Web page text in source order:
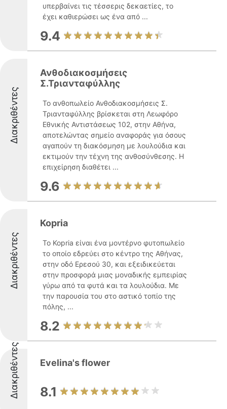
υπερβαίνει τις τέσσερις δεκαετίες, το
έχει καθιερώσει ως ένα από ...
9.4
Διακριθέντες
Ανθοδιακοσμήσεις
Σ.Τριανταφύλλης
Το ανθοπωλείο Ανθοδιακοσμήσεις Σ.
Τριανταφύλλης βρίσκεται στη Λεωφόρο
Εθνικής Αντιστάσεως 102, στην Αθήνα,
αποτελώντας σημείο αναφοράς για όσους
αγαπούν τη διακόσμηση με λουλούδια και
εκτιμούν την τέχνη της ανθοσύνθεσης. Η
επιχείρηση διαθέτει ...
9.6
Διακριθέντες
Kopria
Το Kopria είναι ένα μοντέρνο φυτοπωλείο
το οποίο εδρεύει στο κέντρο της Αθήνας,
στην οδό Ερεσού 30, και εξειδικεύεται
στην προσφορά μιας μοναδικής εμπειρίας
γύρω από τα φυτά και τα λουλούδια. Με
την παρουσία του στο αστικό τοπίο της
πόλης, ...
8.2
Διακριθέντες Evelina's flower
8.1